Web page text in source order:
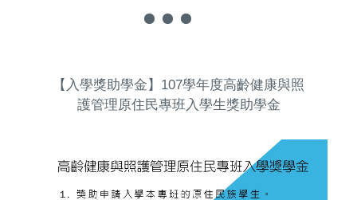
【入學獎助學金】107學年度高齡健康與照
護管理原住民專班入學生獎助學金